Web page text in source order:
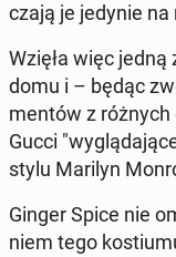
cza­ją je jedynie
Wzięła więc jedną
domu i – będąc
men­tów z różnych
Gucci
stylu Marilyn
Ginger Spice nie
niem tego